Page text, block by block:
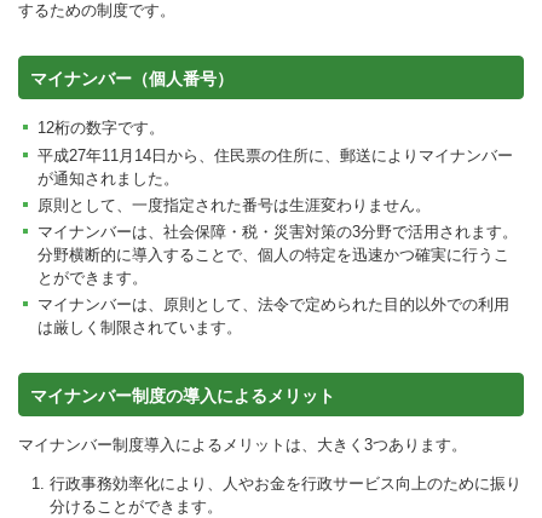
するための制度です。
マイナンバー（個人番号）
12桁の数字です。
平成27年11月14日から、住民票の住所に、郵送によりマイナンバー
が通知されました。
原則として、一度指定された番号は生涯変わりません。
マイナンバーは、社会保障・税・災害対策の3分野で活用されます。
分野横断的に導入することで、個人の特定を迅速かつ確実に行うこ
とができます。
マイナンバーは、原則として、法令で定められた目的以外での利用
は厳しく制限されています。
マイナンバー制度の導入によるメリット
マイナンバー制度導入によるメリットは、大きく3つあります。
行政事務効率化により、人やお金を行政サービス向上のために振り
分けることができます。